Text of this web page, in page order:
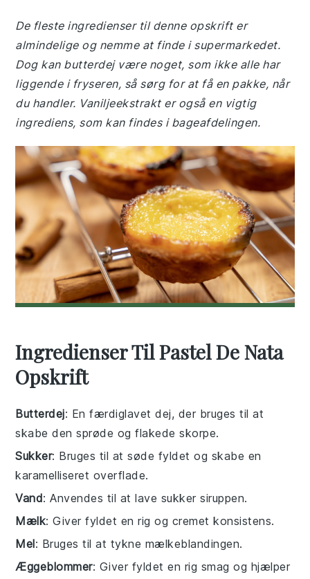
De fleste ingredienser til denne opskrift er
almindelige og nemme at finde i supermarkedet.
Dog kan butterdej være noget, som ikke alle har
liggende i fryseren, så sørg for at få en pakke, når
du handler. Vaniljeekstrakt er også en vigtig
ingrediens, som kan findes i bageafdelingen.
Ingredienser Til Pastel De Nata
Opskrift
Butterdej: En færdiglavet dej, der bruges til at
skabe den sprøde og flakede skorpe.
Sukker: Bruges til at søde fyldet og skabe en
karamelliseret overflade.
Vand: Anvendes til at lave sukker siruppen.
Mælk: Giver fyldet en rig og cremet konsistens.
Mel: Bruges til at tykne mælkeblandingen.
Æggeblommer: Giver fyldet en rig smag og hjælper